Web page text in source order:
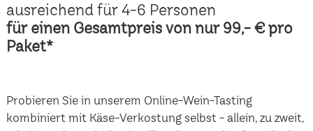
ausreichend für 4-6 Personen
für einen Gesamtpreis von nur 99,- € pro
Paket*
Probieren Sie in unserem Online-Wein-Tasting
kombiniert mit Käse-Verkostung selbst - allein, zu zweit,